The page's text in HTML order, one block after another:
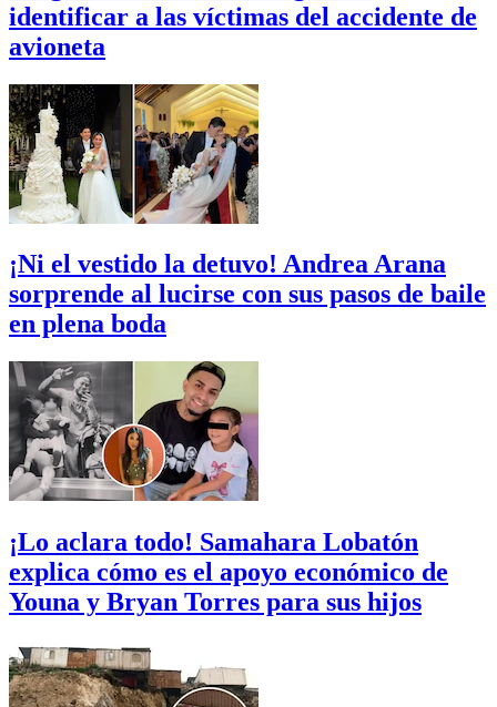
identificar a las víctimas del accidente de
avioneta
¡Ni el vestido la detuvo! Andrea Arana
sorprende al lucirse con sus pasos de baile
en plena boda
¡Lo aclara todo! Samahara Lobatón
explica cómo es el apoyo económico de
Youna y Bryan Torres para sus hijos